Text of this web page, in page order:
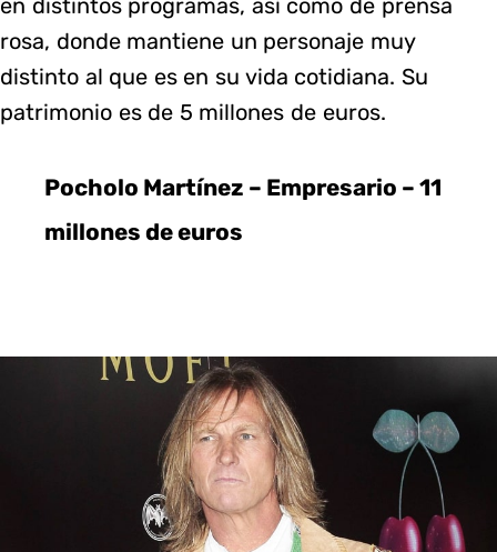
rosa, donde mantiene un personaje muy
distinto al que es en su vida cotidiana. Su
patrimonio es de 5 millones de euros.
Pocholo Martínez – Empresario – 11
millones de euros